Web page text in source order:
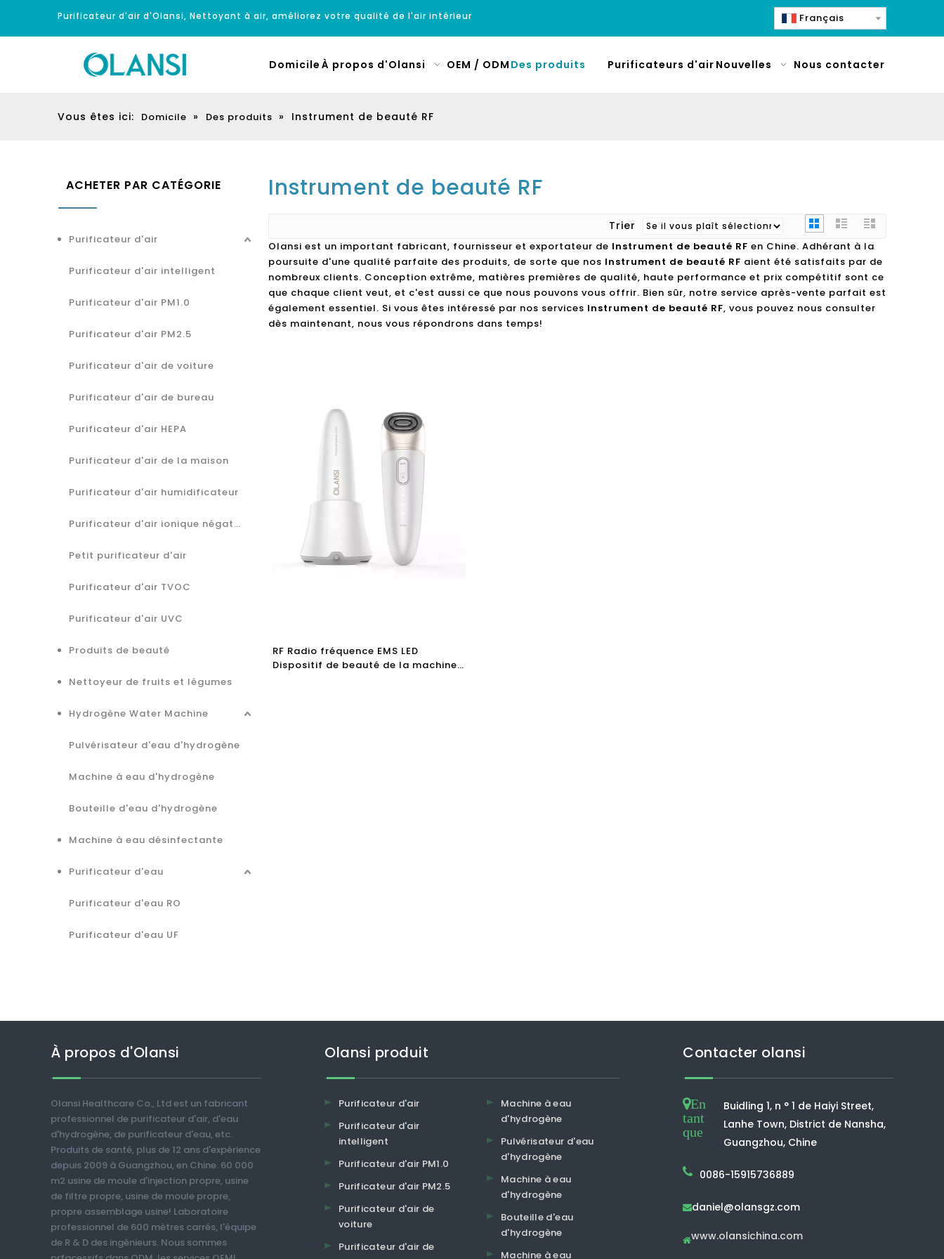
Purificateur d'air d'Olansi, Nettoyant à air, améliorez votre qualité de l'air intérieur Français
Domicile À propos d'Olansi OEM / ODM Des produits Purificateurs d'air Nouvelles Nous contacter
Vous êtes ici: Domicile » Des produits » Instrument de beauté RF
ACHETER PAR CATÉGORIE
Purificateur d'air
Purificateur d'air intelligent
Purificateur d'air PM1.0
Purificateur d'air PM2.5
Purificateur d'air de voiture
Purificateur d'air de bureau
Purificateur d'air HEPA
Purificateur d'air de la maison
Purificateur d'air humidificateur
Purificateur d'air ionique négatif
Petit purificateur d'air
Purificateur d'air TVOC
Purificateur d'air UVC
Produits de beauté
Nettoyeur de fruits et légumes
Hydrogène Water Machine
Pulvérisateur d'eau d'hydrogène
Machine à eau d'hydrogène
Bouteille d'eau d'hydrogène
Machine à eau désinfectante
Purificateur d'eau
Purificateur d'eau RO
Purificateur d'eau UF
Instrument de beauté RF
Trier
Olansi est un important fabricant, fournisseur et exportateur de Instrument de beauté RF en Chine. Adhérant à la
poursuite d'une qualité parfaite des produits, de sorte que nos Instrument de beauté RF aient été satisfaits par de
nombreux clients. Conception extrême, matières premières de qualité, haute performance et prix compétitif sont ce
que chaque client veut, et c'est aussi ce que nous pouvons vous offrir. Bien sûr, notre service après-vente parfait est
également essentiel. Si vous êtes intéressé par nos services Instrument de beauté RF, vous pouvez nous consulter
dès maintenant, nous vous répondrons dans temps!
RF Radio fréquence EMS LED
Dispositif de beauté de la machine
À propos d'Olansi
Olansi Healthcare Co., Ltd est un fabricant
professionnel de purificateur d'air, d'eau
d'hydrogène, de purificateur d'eau, etc.
Produits de santé, plus de 12 ans d'expérience
depuis 2009 à Guangzhou, en Chine. 60 000
m2 usine de moule d'injection propre, usine
de filtre propre, usine de moule propre,
propre assemblage usine! Laboratoire
professionnel de 600 mètres carrés, l'équipe
de R & D des ingénieurs. Nous sommes
Olansi produit
Purificateur d'air
Purificateur d'air
intelligent
Purificateur d'air PM1.0
Purificateur d'air PM2.5
Purificateur d'air de
voiture
Purificateur d'air de
Machine à eau
d'hydrogène
Pulvérisateur d'eau
d'hydrogène
Machine à eau
d'hydrogène
Bouteille d'eau
d'hydrogène
Machine à eau
Contacter olansi
En
tant
que
Buidling 1, n ° 1 de Haiyi Street,
Lanhe Town, District de Nansha,
Guangzhou, Chine
0086-15915736889
daniel@olansgz.com
www.olansichina.com